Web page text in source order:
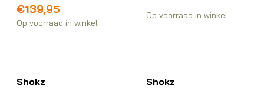
€139,95
Op voorraad in winkel
Op voorraad in winkel
Shokz Shokz